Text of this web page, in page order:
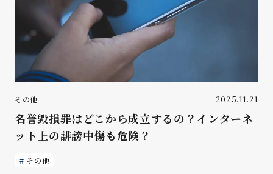
その他 2025.11.21
名誉毀損罪はどこから成立するの？インターネ
ット上の誹謗中傷も危険？
その他